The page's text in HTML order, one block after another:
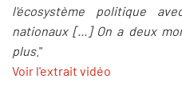
l'écosystème politique
nationaux [...] On a deux
plus."
Voir l'extrait vidéo